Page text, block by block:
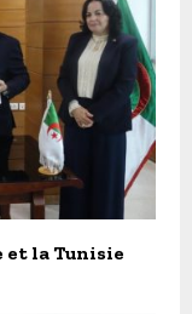
et la Tunisie